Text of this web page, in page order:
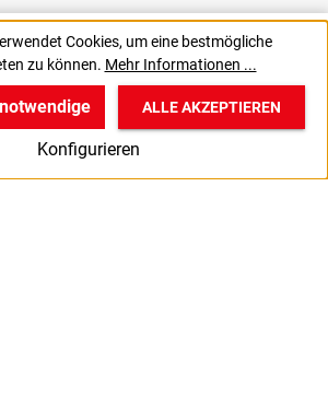
Cookies, um eine bestmögliche
zu können. Mehr Informationen ...
Konfigurieren
ALLE AKZEPTIEREN
v
Produkte
B